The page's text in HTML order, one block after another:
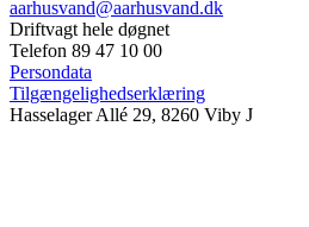
aarhusvand@aarhusvand.dk
Driftvagt hele døgnet
Telefon 89 47 10 00
Persondata
Tilgængelighedserklæring
Hasselager Allé 29, 8260 Viby J